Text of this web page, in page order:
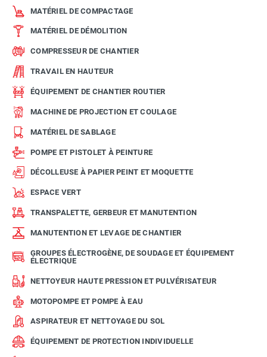
MATÉRIEL DE COMPACTAGE
MATÉRIEL DE DÉMOLITION
COMPRESSEUR DE CHANTIER
TRAVAIL EN HAUTEUR
ÉQUIPEMENT DE CHANTIER ROUTIER
MACHINE DE PROJECTION ET COULAGE
MATÉRIEL DE SABLAGE
POMPE ET PISTOLET À PEINTURE
DÉCOLLEUSE À PAPIER PEINT ET MOQUETTE
ESPACE VERT
TRANSPALETTE, GERBEUR ET MANUTENTION
MANUTENTION ET LEVAGE DE CHANTIER
GROUPES ÉLECTROGÈNE, DE SOUDAGE ET ÉQUIPEMENT
ÉLECTRIQUE
NETTOYEUR HAUTE PRESSION ET PULVÉRISATEUR
MOTOPOMPE ET POMPE À EAU
ASPIRATEUR ET NETTOYAGE DU SOL
ÉQUIPEMENT DE PROTECTION INDIVIDUELLE